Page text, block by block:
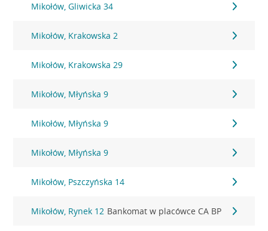
Mikołów, Gliwicka 34
Mikołów, Krakowska 2
Mikołów, Krakowska 29
Mikołów, Młyńska 9
Mikołów, Młyńska 9
Mikołów, Młyńska 9
Mikołów, Pszczyńska 14
Mikołów, Rynek 12 Bankomat w placówce CA BP